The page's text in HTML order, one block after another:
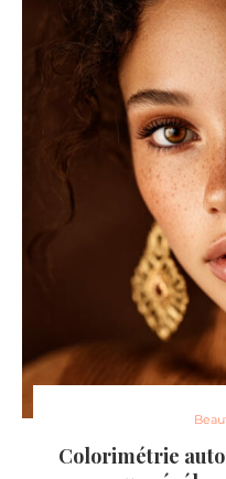
Colorimétrie